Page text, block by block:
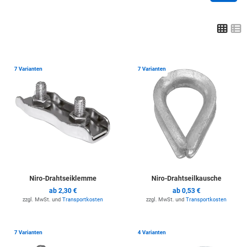
Grid
Zur Merkliste hinzufügen
7 Varianten Zur Merkliste hinzufügen
Niro-Drahtseiklemme
ab2,30 €
zzgl. MwSt. und Transportkosten
7 Varianten
Niro-Drahtseilkausche
ab0,53 €
zzgl. MwSt. und Transportkosten
Zur Merkliste hinzufügen
7 Varianten Zur Merkliste hinzufügen
4 Varianten